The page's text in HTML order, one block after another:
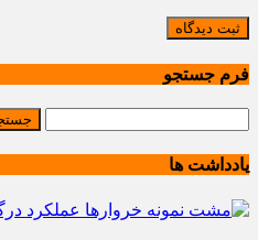
ثبت دیدگاه
فرم جستجو
یادداشت ها